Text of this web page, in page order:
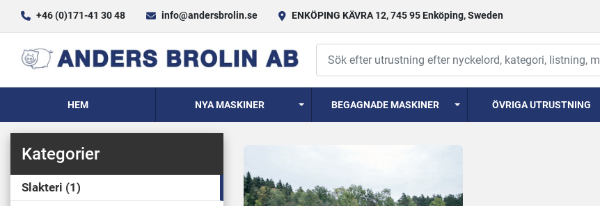
+46 (0)171-41 30 48 info@andersbrolin.se ENKÖPING KÄVRA 12, 745 95 Enköping, Sweden
HEM NYA MASKINER BEGAGNADE MASKINER ÖVRIGA UTRUSTNING
Kategorier
Slakteri 1